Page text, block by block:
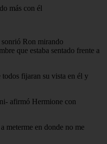
más con él
Ron mirando
que estaba sentado frente a
fijaran su vista en él y
afirmó Hermione con
meterme en donde no me